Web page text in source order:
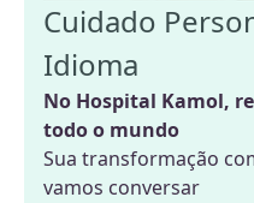
Cuidado
Idioma
No Hospital Kamol,
todo o mundo
Sua transformação
vamos conversar